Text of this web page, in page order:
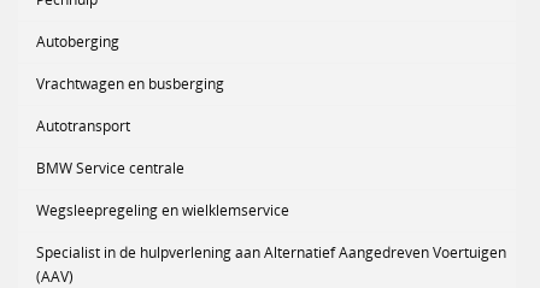
Autoberging
Vrachtwagen en busberging
Autotransport
BMW Service centrale
Wegsleepregeling en wielklemservice
Specialist in de hulpverlening aan Alternatief Aangedreven Voertuigen
(AAV)